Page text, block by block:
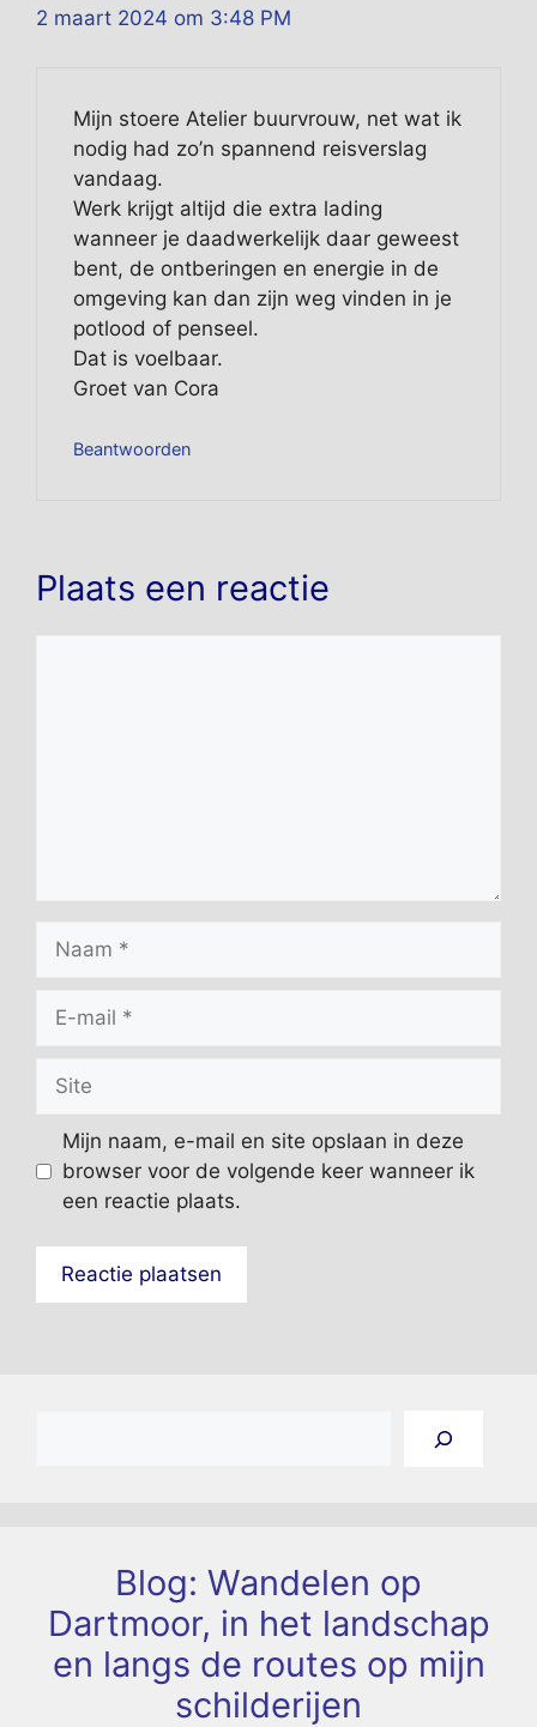
2 maart 2024 om 3:48 PM
Mijn stoere Atelier buurvrouw, net wat ik
nodig had zo’n spannend reisverslag
vandaag.
Werk krijgt altijd die extra lading
wanneer je daadwerkelijk daar geweest
bent, de ontberingen en energie in de
omgeving kan dan zijn weg vinden in je
potlood of penseel.
Dat is voelbaar.
Groet van Cora
Beantwoorden
Plaats een reactie
mail
Mijn naam, e-mail en site opslaan in deze
browser voor de volgende keer wanneer ik
een reactie plaats.
Blog: Wandelen op
Dartmoor, in het landschap
en langs de routes op mijn
schilderijen